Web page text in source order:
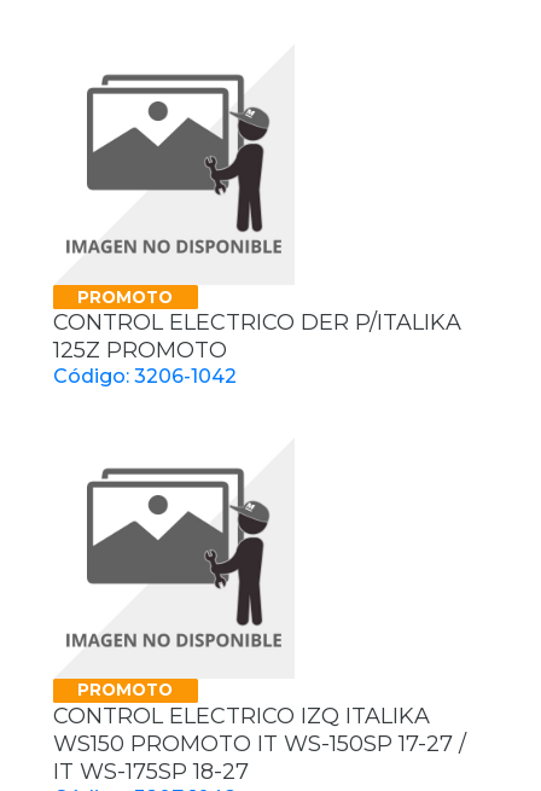
PROMOTO
CONTROL ELECTRICO DER P/ITALIKA
125Z PROMOTO
Código: 3206-1042
PROMOTO
CONTROL ELECTRICO IZQ ITALIKA
WS150 PROMOTO IT WS-150SP 17-27 /
IT WS-175SP 18-27